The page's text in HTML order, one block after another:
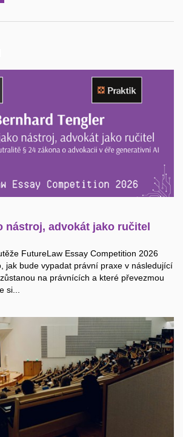
nástroj, advokát jako ručitel
FutureLaw Essay Competition 2026
jak bude vypadat právní praxe v následující
na právnících a které převezmou
si...